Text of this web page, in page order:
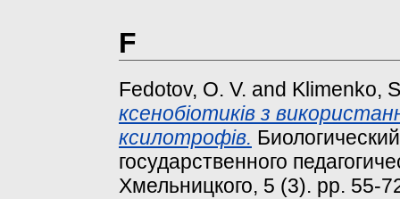
F
Fedotov, O. V. and Klimenko,
ксенобіотиків з
ксилотрофів.
государственного
Хмельницкого, 5 (3). pp. 55-